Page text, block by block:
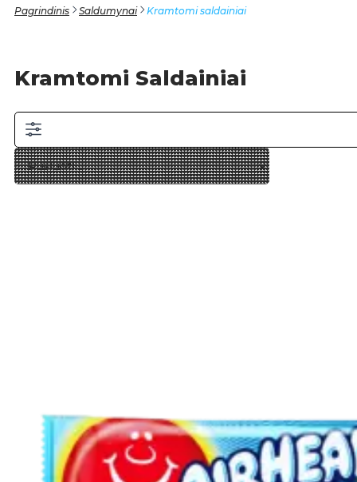
Pagrindinis Saldumynai Kramtomi saldainiai
Kramtomi Saldainiai